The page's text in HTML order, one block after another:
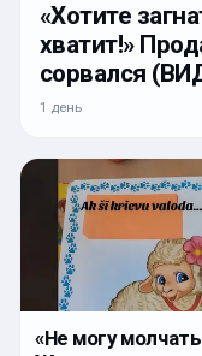
«Хотите
хватит!»
сорвался
1 день
«Не могу